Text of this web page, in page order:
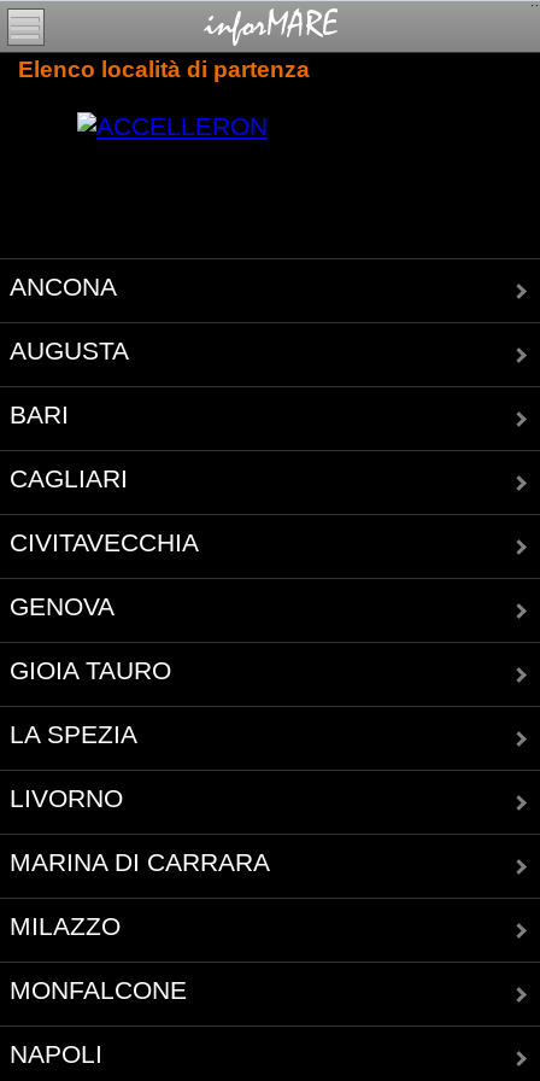
Elenco località di partenza
ANCONA
AUGUSTA
BARI
CAGLIARI
CIVITAVECCHIA
GENOVA
GIOIA TAURO
LA SPEZIA
LIVORNO
MARINA DI CARRARA
MILAZZO
MONFALCONE
NAPOLI